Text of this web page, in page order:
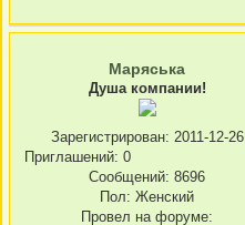
Маряська
Душа компании!
Зарегистрирован: 2011-12-26
Приглашений: 0
Сообщений: 8696
Пол: Женский
Провел на форуме: